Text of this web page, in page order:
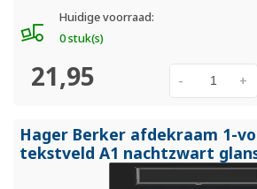
Huidige voorraad:
0 stuk(s)
21,95 +
-
Hager Berker afdekraam 1-
tekstveld A1 nachtzwart glans